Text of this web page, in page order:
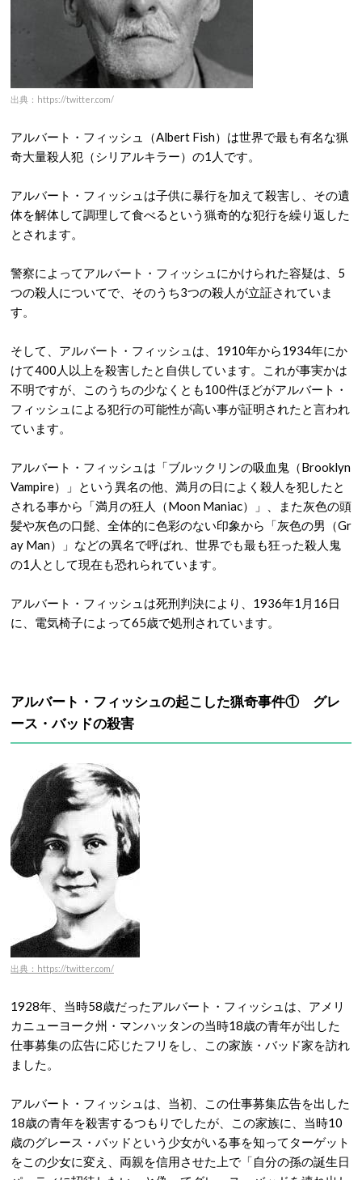
出典：https://twitter.com/
アルバート・フィッシュ（Albert Fish）は世界で最も有名な猟
奇大量殺人犯（シリアルキラー）の1人です。
アルバート・フィッシュは子供に暴行を加えて殺害し、その遺
体を解体して調理して食べるという猟奇的な犯行を繰り返した
とされます。
警察によってアルバート・フィッシュにかけられた容疑は、5
つの殺人についてで、そのうち3つの殺人が立証されていま
す。
そして、アルバート・フィッシュは、1910年から1934年にか
けて400人以上を殺害したと自供しています。これが事実かは
不明ですが、このうちの少なくとも100件ほどがアルバート・
フィッシュによる犯行の可能性が高い事が証明されたと言われ
ています。
アルバート・フィッシュは「ブルックリンの吸血鬼（Brooklyn
Vampire）」という異名の他、満月の日によく殺人を犯したと
される事から「満月の狂人（Moon Maniac）」、また灰色の頭
髪や灰色の口髭、全体的に色彩のない印象から「灰色の男（Gr
ay Man）」などの異名で呼ばれ、世界でも最も狂った殺人鬼
の1人として現在も恐れられています。
アルバート・フィッシュは死刑判決により、1936年1月16日
に、電気椅子によって65歳で処刑されています。
アルバート・フィッシュの起こした猟奇事件① グレ
ース・バッドの殺害
出典：https://twitter.com/
1928年、当時58歳だったアルバート・フィッシュは、アメリ
カニューヨーク州・マンハッタンの当時18歳の青年が出した
仕事募集の広告に応じたフリをし、この家族・バッド家を訪れ
ました。
アルバート・フィッシュは、当初、この仕事募集広告を出した
18歳の青年を殺害するつもりでしたが、この家族に、当時10
歳のグレース・バッドという少女がいる事を知ってターゲット
をこの少女に変え、両親を信用させた上で「自分の孫の誕生日